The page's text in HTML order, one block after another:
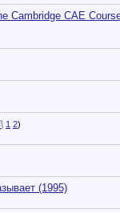
Cambridge CAE
1 2)
(1995)